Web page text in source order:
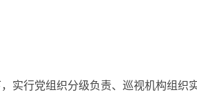
党组织分级负责、巡视机构组织